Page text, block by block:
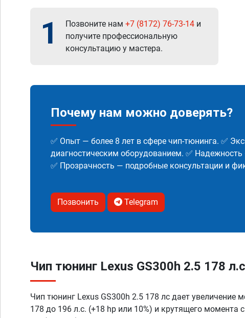
1 Позвоните нам +7 (8172) 76-73-14 и
получите профессиональную
консультацию у мастера.
Почему нам можно доверять?
✅ Опыт — более 8 лет в сфере чип-тюнинга. ✅
диагностическим оборудованием. ✅
✅ Прозрачность — подробные консультации и
Позвонить Telegram
Чип тюнинг Lexus GS300h 2.5 178
Чип тюнинг Lexus GS300h 2.5 178 лс дает увеличение
178 до 196 л.с. (+18 hp или 10%) и крутящего момента